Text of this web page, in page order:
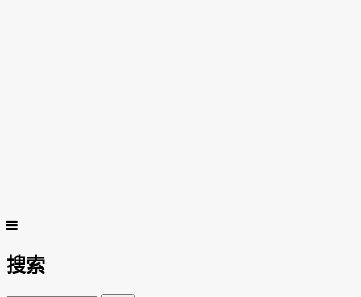
搜索